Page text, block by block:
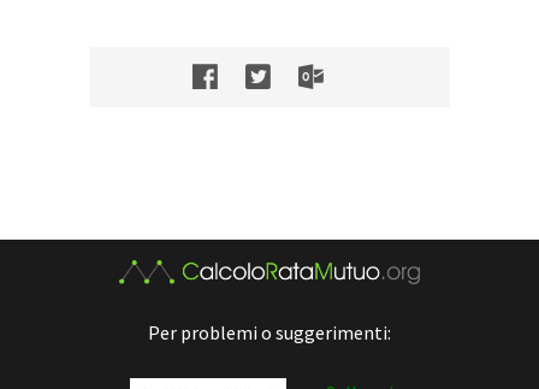
Per problemi o suggerimenti: